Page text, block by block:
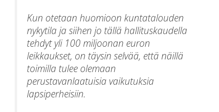
Kun otetaan huomioon kuntatalouden
nykytila ja siihen jo tällä hallituskaudella
tehdyt yli 100 miljoonan euron
leikkaukset, on täysin selvää, että näillä
toimilla tulee olemaan
perustavanlaatuisia vaikutuksia
lapsiperheisiin.